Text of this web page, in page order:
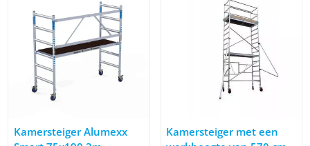
Afbeelding Kamersteiger Alumexx Smart 75x190 3m
Kamersteiger Alumexx
Afbeelding Kamersteiger met
Kamersteiger met een